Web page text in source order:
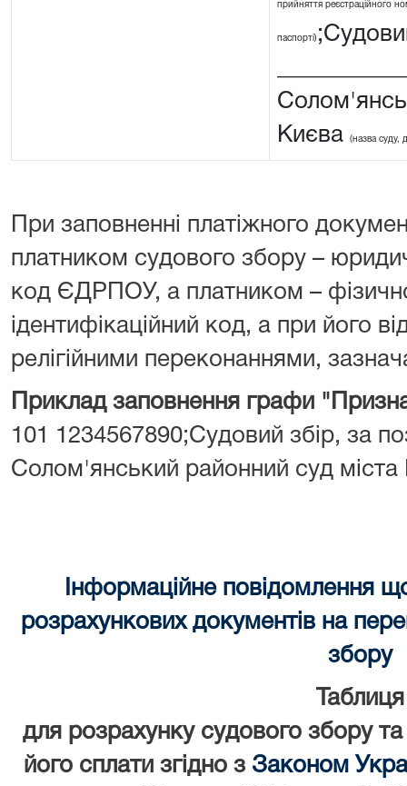
прийняття реєстраційного
паспорті)
Києва
(назва суду,
При заповненні платіжного
платником судового збору –
код ЄДРПОУ, а платником –
ідентифікаційний код, а при його
релігійними переконаннями,
Приклад заповнення графи
101 1234567890;Судовий збір, за
Солом'янський районний суд міста
Інформаційне повідомлення
розрахункових документів на
збору
Таблиця
для розрахунку судового збору
його сплати згідно з Законом